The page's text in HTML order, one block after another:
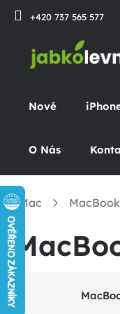
Přejít
+420 737 565 577
Nové
O Nás
Mac